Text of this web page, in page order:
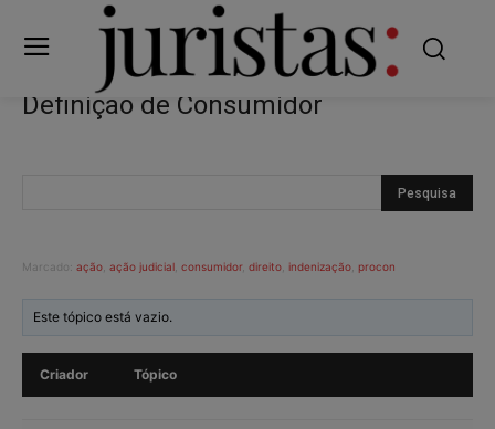
Definição de Consumidor
Marcado: ação ação judicial consumidor, direito indenização procon
Este tópico está vazio.
Criador Tópico